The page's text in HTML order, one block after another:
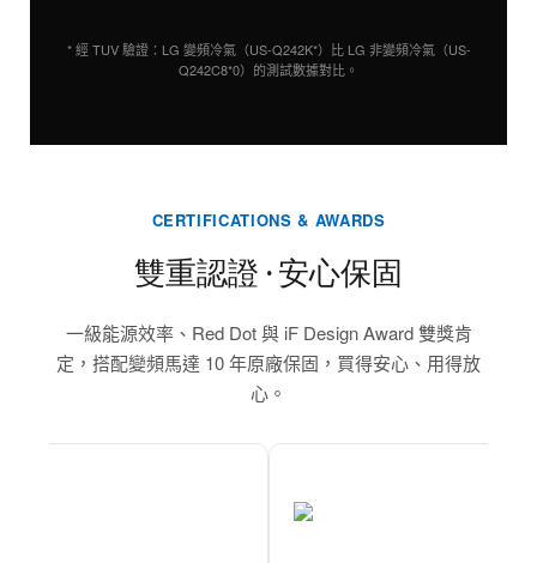
* 經 TUV 驗證：LG 變頻冷氣（US-Q242K*）比 LG 非變頻冷氣（US-
Q242C8*0）的測試數據對比。
CERTIFICATIONS & AWARDS
雙重認證 ‧ 安心保固
一級能源效率、Red Dot 與 iF Design Award 雙獎肯
定，搭配變頻馬達 10 年原廠保固，買得安心、用得放
心。